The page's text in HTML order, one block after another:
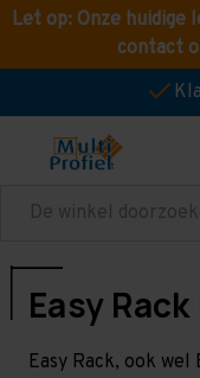
Let op: Onze huidige
contact
Zoeken
Easy
Easy Rack, ook